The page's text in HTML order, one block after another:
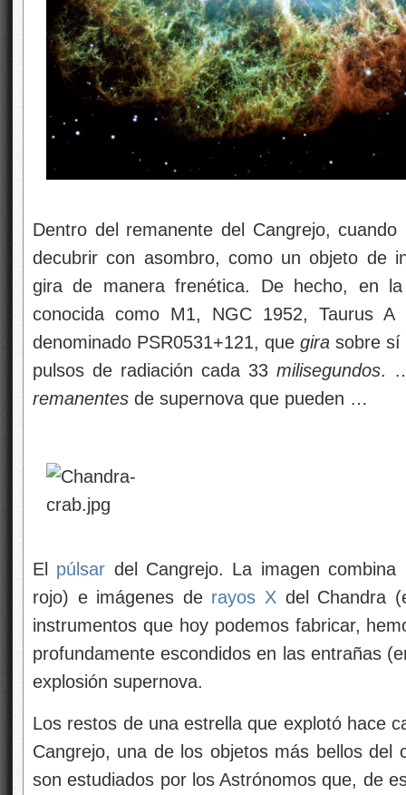
Dentro del remanente del Cangrejo,
decubrir con asombro, como un objeto de
gira de manera frenética. De hecho, en
conocida como M1, NGC 1952,
denominado PSR0531+121, quegira sobre
pulsos de radiación cada 33 milisegundos.
remanentes de supernova que pueden …
El púlsar del Cangrejo. La imagen
rojo) e imágenes de rayos X del Chandra
instrumentos que hoy podemos fabricar,
profundamente escondidos en las entrañas
explosión supernova.
Los restos de una estrella que explotó hace
Cangrejo, una de los objetos más bellos
son estudiados por los Astrónomos que, de